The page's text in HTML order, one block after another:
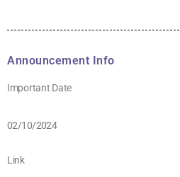
Announcement Info
Important Date
02/10/2024
Link